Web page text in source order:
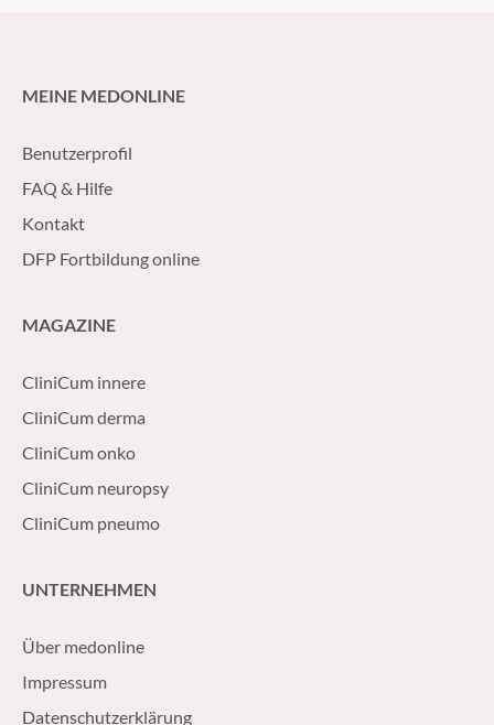
MEINE MEDONLINE
Benutzerprofil
FAQ & Hilfe
Kontakt
DFP Fortbildung online
MAGAZINE
CliniCum innere
CliniCum derma
CliniCum onko
CliniCum neuropsy
CliniCum pneumo
UNTERNEHMEN
Über medonline
Impressum
Datenschutzerklärung